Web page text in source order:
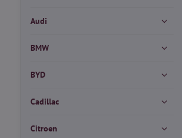
Audi
BMW
BYD
Cadillac
Citroen